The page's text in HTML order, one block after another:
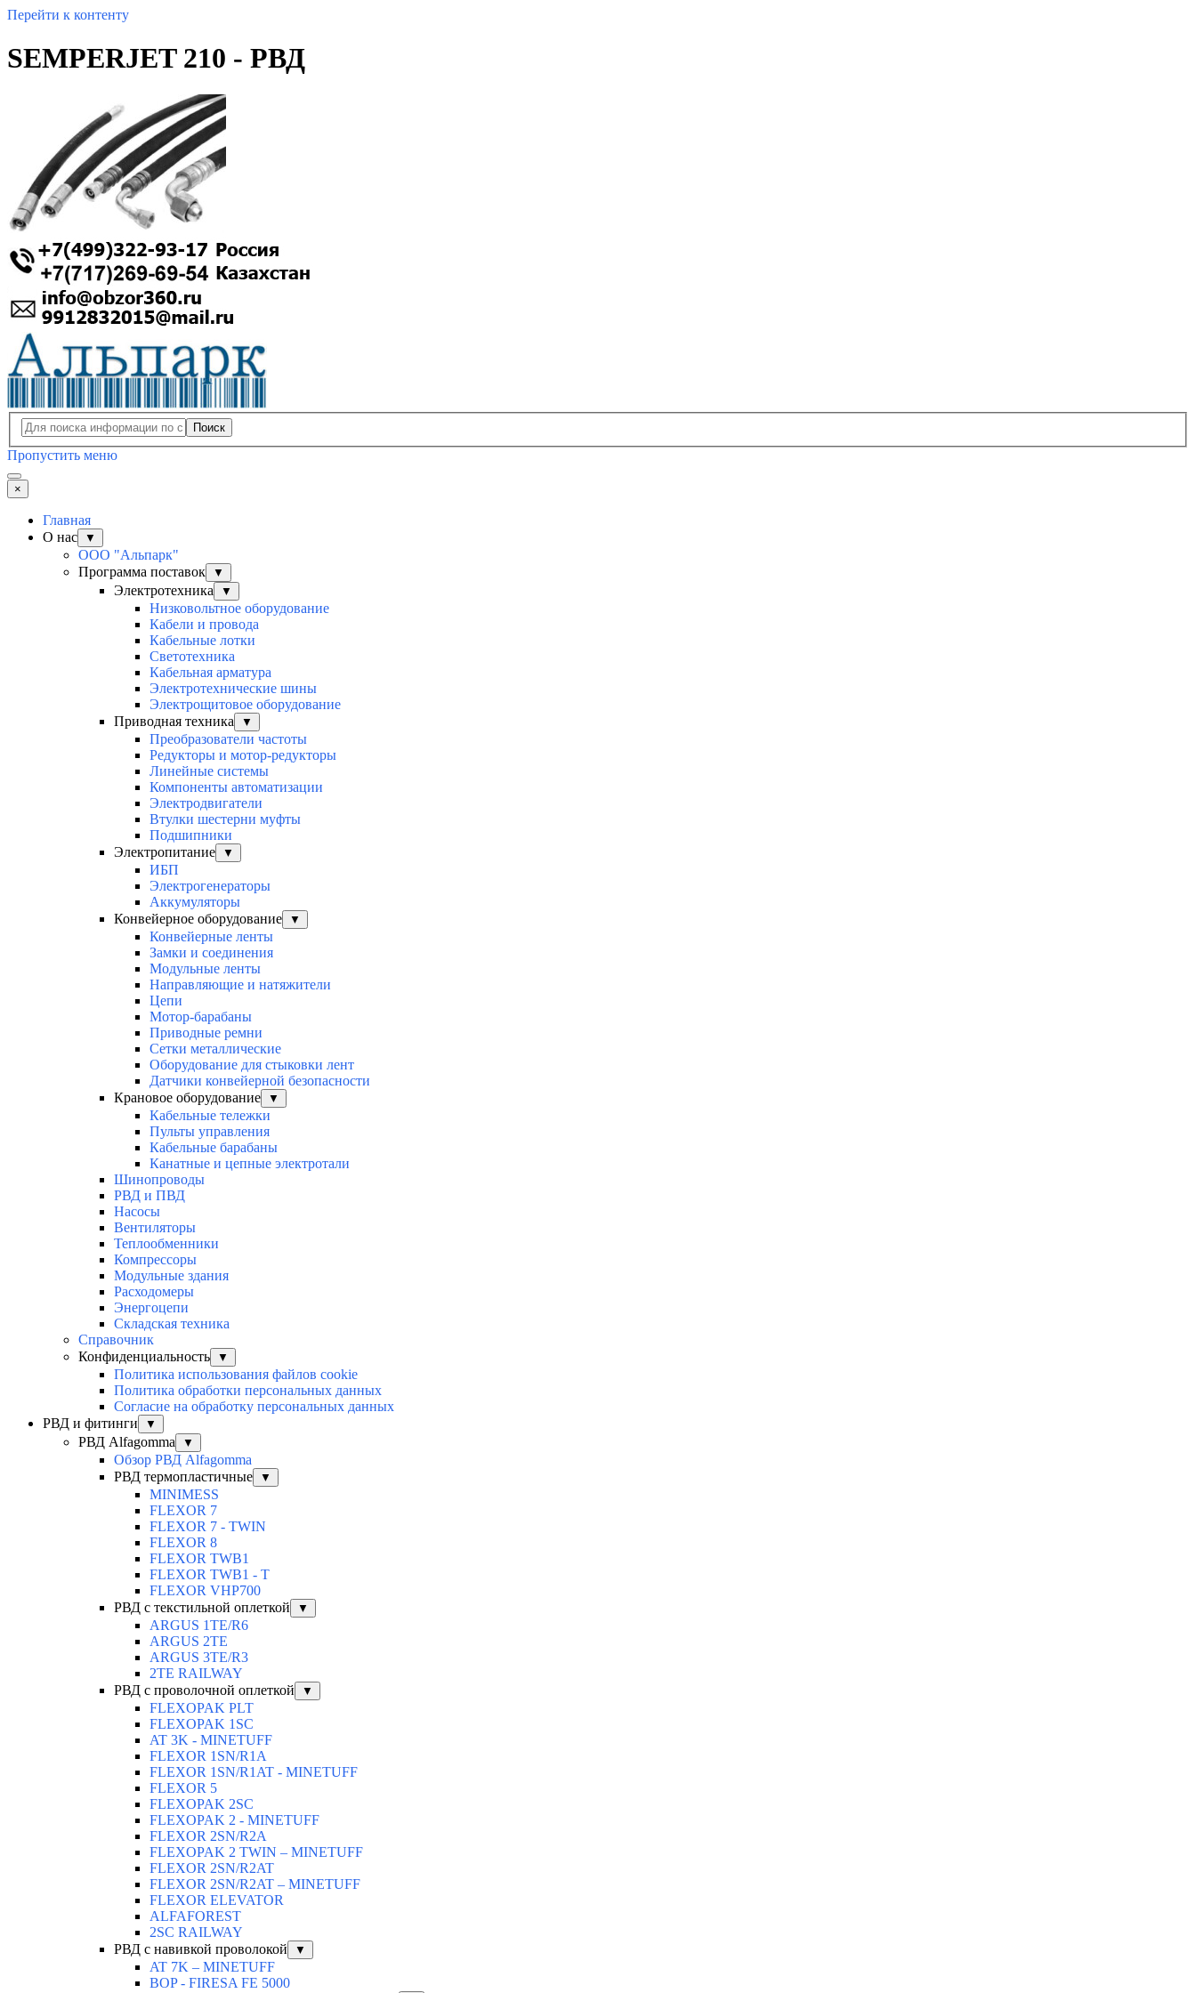
Перейти к контенту
SEMPERJET 210 - РВД
Поиск
Пропустить меню
×
Главная
О нас
▼
ООО "Альпарк"
Программа поставок
▼
Электротехника ▼
Низковольтное оборудование
Кабели и провода
Кабельные лотки
Светотехника
Кабельная арматура
Электротехнические шины
Электрощитовое оборудование
Приводная техника
▼
Преобразователи частоты
Редукторы и мотор-редукторы
Линейные системы
Компоненты автоматизации
Электродвигатели
Втулки шестерни муфты
Подшипники
Электропитание
▼
ИБП
Электрогенераторы
Аккумуляторы
Конвейерное оборудование
▼
Конвейерные ленты
Замки и соединения
Модульные ленты
Направляющие и натяжители
Цепи
Мотор-барабаны
Приводные ремни
Сетки металлические
Оборудование для стыковки лент
Датчики конвейерной безопасности
Крановое оборудование
▼
Кабельные тележки
Пульты управления
Кабельные барабаны
Канатные и цепные электротали
Шинопроводы
РВД и ПВД
Насосы
Вентиляторы
Теплообменники
Компрессоры
Модульные здания
Расходомеры
Энергоцепи
Складская техника
Справочник
Конфиденциальность
▼
Политика использования файлов cookie
Политика обработки персональных данных
Согласие на обработку персональных данных
РВД и фитинги
▼
РВД Alfagomma ▼
Обзор РВД Alfagomma
РВД термопластичные
▼
MINIMESS
FLEXOR 7
FLEXOR 7 - TWIN
FLEXOR 8
FLEXOR TWB1
FLEXOR TWB1 - T
FLEXOR VHP700
РВД с текстильной оплеткой
▼
ARGUS 1TE/R6
ARGUS 2TЕ
ARGUS 3TE/R3
2TE RAILWAY
РВД с проволочной оплеткой
▼
FLEXOPAK PLT
FLEXOPAK 1SС
AT 3K - MINETUFF
FLEXOR 1SN/R1A
FLEXOR 1SN/R1AT - MINETUFF
FLEXOR 5
FLEXOPAK 2SС
FLEXOPAK 2 - MINETUFF
FLEXOR 2SN/R2A
FLEXOPAK 2 TWIN – MINETUFF
FLEXOR 2SN/R2AT
FLEXOR 2SN/R2AT – MINETUFF
FLEXOR ELEVATOR
ALFAFOREST
2SC RAILWAY
РВД с навивкой проволокой
▼
AT 7K – MINETUFF
BOP - FIRESA FE 5000